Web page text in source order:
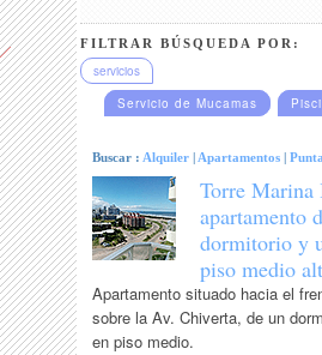
FILTRAR BÚSQUEDA POR:
servicios
Servicio de Mucamas
Buscar : Alquiler | Apartamentos |
Torre Marina
apartamento
dormitorio y
piso medio
Apartamento situado hacia el
sobre la Av. Chiverta, de un
en piso medio.